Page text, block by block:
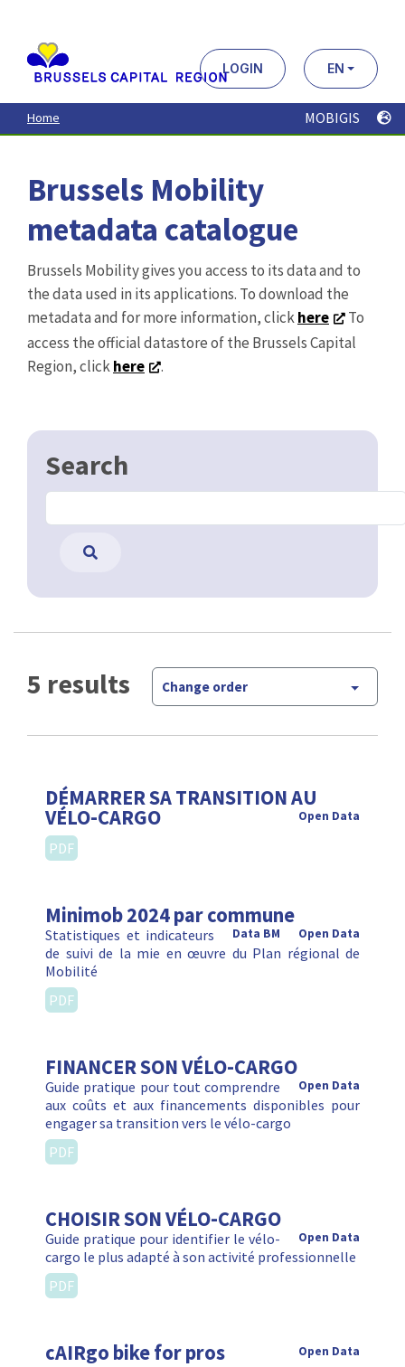
contenu
principal
LOGIN EN
Home MOBIGIS
Brussels Mobility
metadata catalogue
Brussels Mobility gives you access to its data and to
the data used in its applications. To download the
metadata and for more information, clickhere
To
access the official datastore of the Brussels Capital
Region, clickhere .
Search
5 results Change order
DÉMARRER SA TRANSITION AU
VÉLO-CARGO Open Data
PDF
Minimob 2024 par commune
Open Data
Data BM
Statistiques et indicateurs
de suivi de la mie en œuvre du Plan régional de
Mobilité
PDF
FINANCER SON VÉLO-CARGO
Open Data
Guide pratique pour tout comprendre
aux coûts et aux financements disponibles pour
engager sa transition vers le vélo-cargo
PDF
CHOISIR SON VÉLO-CARGO
Open Data
Guide pratique pour identifier le vélo-
cargo le plus adapté à son activité professionnelle
PDF
cAIRgo bike for pros Open Data